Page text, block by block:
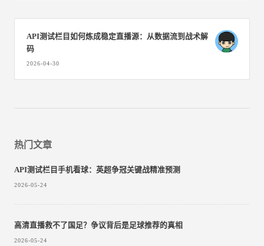
API测试栏目如何炼成稳定直播源：从数据流到战术解
码
2026-04-30
热门文章
API测试栏目手机看球：英超争冠关键战精准预测
2026-05-24
高清直播救不了国足？争议背后是足球推荐的真相
2026-05-24